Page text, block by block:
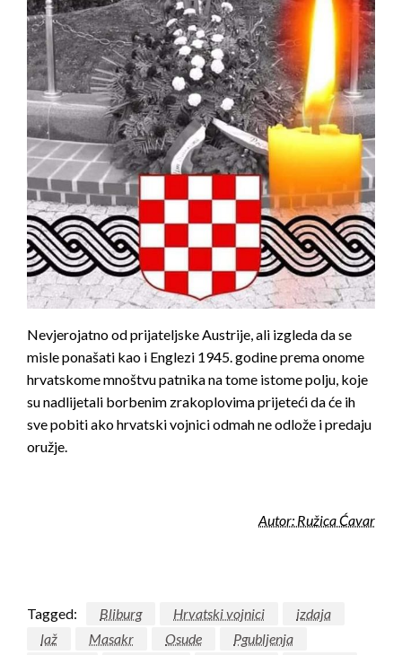
Nevjerojatno od prijateljske Austrije, ali izgleda da se
misle ponašati kao i Englezi 1945. godine prema onome
hrvatskome mnoštvu patnika na tome istome polju, koje
su nadlijetali borbenim zrakoplovima prijeteći da će ih
sve pobiti ako hrvatski vojnici odmah ne odlože i predaju
oružje.
Autor: Ružica Ćavar
Tagged: Bliburg Hrvatski vojnici
izdaja
laž
Masakr Osude
Pgubljenja